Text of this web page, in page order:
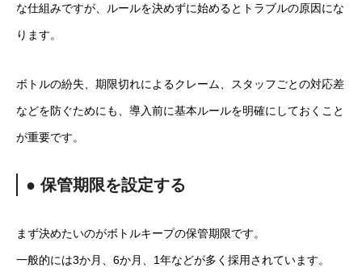
な仕組みですが、ルールを決めずに始めるとトラブルの原因にな
ります。
ボトルの紛失、期限切れによるクレーム、スタッフごとの対応差
などを防ぐためにも、導入前に基本ルールを明確にしておくこと
が重要です。
● 保管期限を設定する
まず決めたいのがボトルキープの保管期限です。
一般的には3か月、6か月、1年などが多く採用されています。